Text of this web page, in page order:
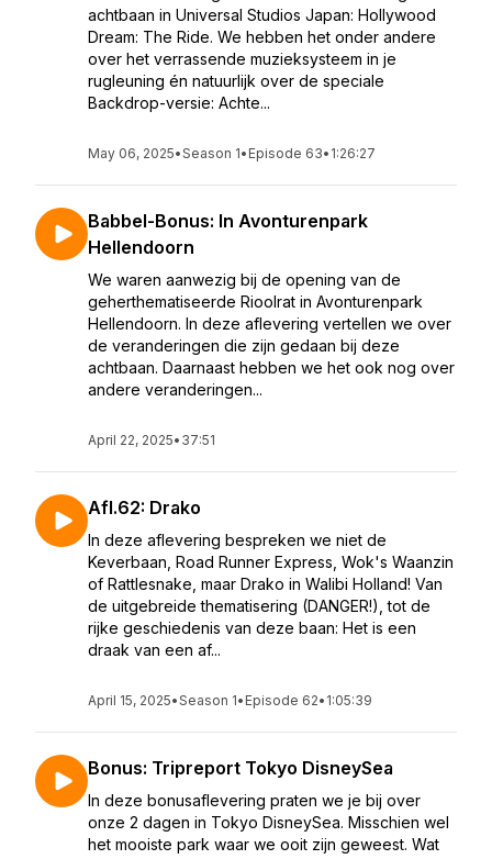
achtbaan in Universal Studios Japan: Hollywood
Dream: The Ride. We hebben het onder andere
over het verrassende muzieksysteem in je
rugleuning én natuurlijk over de speciale
Backdrop-versie: Achte...
May 06, 2025•Season 1• Episode 63• 1:26:27
Babbel-Bonus: In Avonturenpark
Hellendoorn
We waren aanwezig bij de opening van de
geherthematiseerde Rioolrat in Avonturenpark
Hellendoorn. In deze aflevering vertellen we over
de veranderingen die zijn gedaan bij deze
achtbaan. Daarnaast hebben we het ook nog over
andere veranderingen...
April 22, 2025• 37:51
Afl.62: Drako
In deze aflevering bespreken we niet de
Keverbaan, Road Runner Express, Wok's Waanzin
of Rattlesnake, maar Drako in Walibi Holland! Van
de uitgebreide thematisering (DANGER!), tot de
rijke geschiedenis van deze baan: Het is een
draak van een af...
April 15, 2025•Season 1• Episode 62• 1:05:39
Bonus: Tripreport Tokyo DisneySea
In deze bonusaflevering praten we je bij over
onze 2 dagen in Tokyo DisneySea. Misschien wel
het mooiste park waar we ooit zijn geweest. Wat